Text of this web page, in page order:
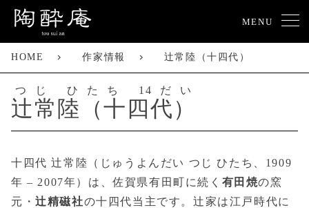
MENU
HOME 作家情報 辻常陸（十四代）
辻常陸（十四代）
つじ ひたち 14だい
十四代 辻常陸（じゅうよんだい つじ ひたち、1909
年 – 2007年）は、佐賀県有田町に続く 有田焼の窯
元・辻精磁社の十四代当主です。辻家は江戸時代に